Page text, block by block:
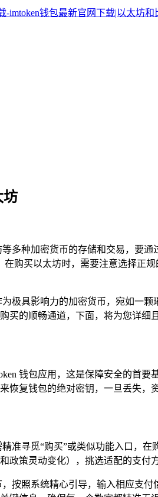
坊
多种加密货币的存储和交易，要
在购买以太坊时，需要注意选择正
为极具影响力的加密货币，宛如一颗
的顺畅通道，下面，将为您详细
钱包应用，这是保障安全的首
恢复钱包的绝对密钥，一旦丢失，
准寻觅“购买”或类似功能入口，
政策灵动变化），挑选适配的支付方
按照系统精心引导，输入相应支